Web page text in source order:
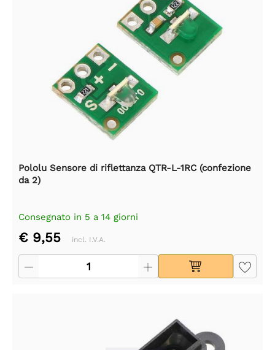
Pololu Sensore di riflettanza QTR-L-1RC (confezione
da 2)
Consegnato in 5 a 14 giorni
€ 9,55 incl. I.V.A.